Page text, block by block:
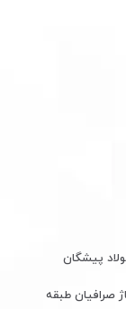
پیشگان
صرافیان طبقه